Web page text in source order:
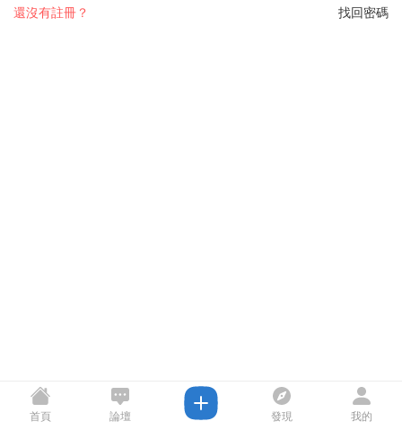
找回密碼
還沒有註冊？
首頁 論壇 發現 我的